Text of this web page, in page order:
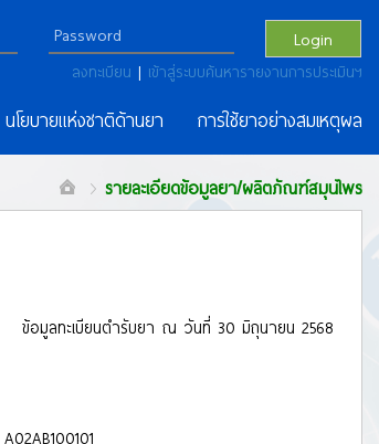
Login
ลงทะเบียน | เข้าสู่ระบบค้นหารายงานการประเมินฯ
นโยบายแห่งชาติด้านยา การใช้ยาอย่างสมเหตุผล
รายละเอียดข้อมูลยา/ผลิตภัณฑ์สมุนไพร
ข้อมูลทะเบียนตำรับยา ณ วันที่ 30 มิถุนายน 2568
A02AB100101